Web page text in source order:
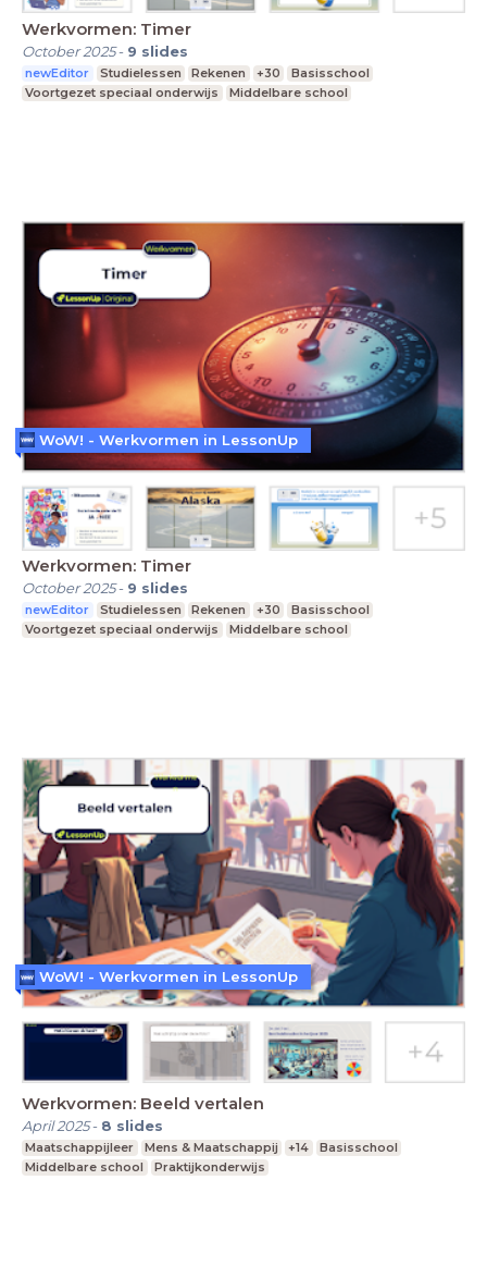
Werkvormen: Timer
October 2025- 9 slides
newEditor Studielessen Rekenen +30
Basisschool
Voortgezet speciaal onderwijs
Middelbare school
Werkvormen: Timer
October 2025- 9 slides
newEditor Studielessen Rekenen +30
Basisschool
Voortgezet speciaal onderwijs
Middelbare school
WoW! - Werkvormen in LessonUp
Werkvormen: Beeld vertalen
April 2025- 8 slides
Maatschappijleer Mens & Maatschappij +14
Basisschool
Middelbare school
Praktijkonderwijs
WoW! - Werkvormen in LessonUp